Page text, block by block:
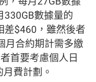
數據量的
差$460，雖然後者
月合約期計需多繳
首要考慮個人日
費計劃。